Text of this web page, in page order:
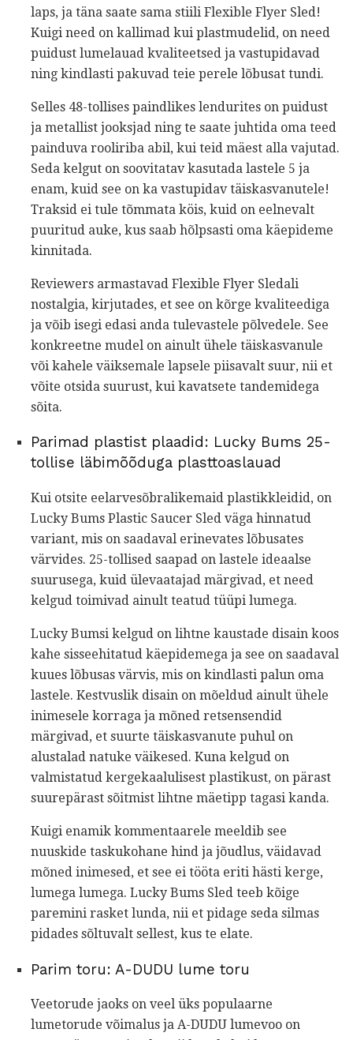
laps, ja täna saate sama stiili Flexible Flyer Sled!
Kuigi need on kallimad kui plastmudelid, on need
puidust lumelauad kvaliteetsed ja vastupidavad
ning kindlasti pakuvad teie perele lõbusat tundi.
Selles 48-tollises paindlikes lendurites on puidust
ja metallist jooksjad ning te saate juhtida oma teed
painduva rooliriba abil, kui teid mäest alla vajutad.
Seda kelgut on soovitatav kasutada lastele 5 ja
enam, kuid see on ka vastupidav täiskasvanutele!
Traksid ei tule tõmmata köis, kuid on eelnevalt
puuritud auke, kus saab hõlpsasti oma käepideme
kinnitada.
Reviewers armastavad Flexible Flyer Sledali
nostalgia, kirjutades, et see on kõrge kvaliteediga
ja võib isegi edasi anda tulevastele põlvedele. See
konkreetne mudel on ainult ühele täiskasvanule
või kahele väiksemale lapsele piisavalt suur, nii et
võite otsida suurust, kui kavatsete tandemidega
sõita.
Parimad plastist plaadid: Lucky Bums 25-
tollise läbimõõduga plasttoaslauad
Kui otsite eelarvesõbralikemaid plastikkleidid, on
Lucky Bums Plastic Saucer Sled väga hinnatud
variant, mis on saadaval erinevates lõbusates
värvides. 25-tollised saapad on lastele ideaalse
suurusega, kuid ülevaatajad märgivad, et need
kelgud toimivad ainult teatud tüüpi lumega.
Lucky Bumsi kelgud on lihtne kaustade disain koos
kahe sisseehitatud käepidemega ja see on saadaval
kuues lõbusas värvis, mis on kindlasti palun oma
lastele. Kestvuslik disain on mõeldud ainult ühele
inimesele korraga ja mõned retsensendid
märgivad, et suurte täiskasvanute puhul on
alustalad natuke väikesed. Kuna kelgud on
valmistatud kergekaalulisest plastikust, on pärast
suurepärast sõitmist lihtne mäetipp tagasi kanda.
Kuigi enamik kommentaarele meeldib see
nuuskide taskukohane hind ja jõudlus, väidavad
mõned inimesed, et see ei tööta eriti hästi kerge,
lumega lumega. Lucky Bums Sled teeb kõige
paremini rasket lunda, nii et pidage seda silmas
pidades sõltuvalt sellest, kus te elate.
Parim toru: A-DUDU lume toru
Veetorude jaoks on veel üks populaarne
lumetorude võimalus ja A-DUDU lumevoo on